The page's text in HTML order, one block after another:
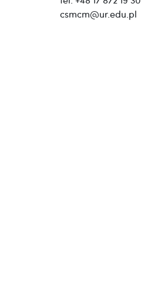
csmcm@ur.edu.pl